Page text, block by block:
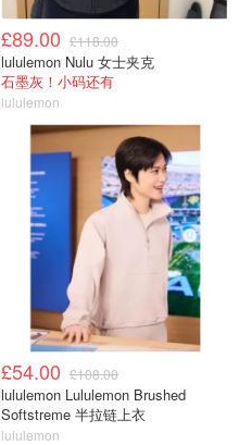
£89.00 £118.00
lululemon Nulu 女士夹克
石墨灰！小码还有
lululemon
£54.00 £108.00
lululemon Lululemon Brushed
Softstreme 半拉链上衣
lululemon